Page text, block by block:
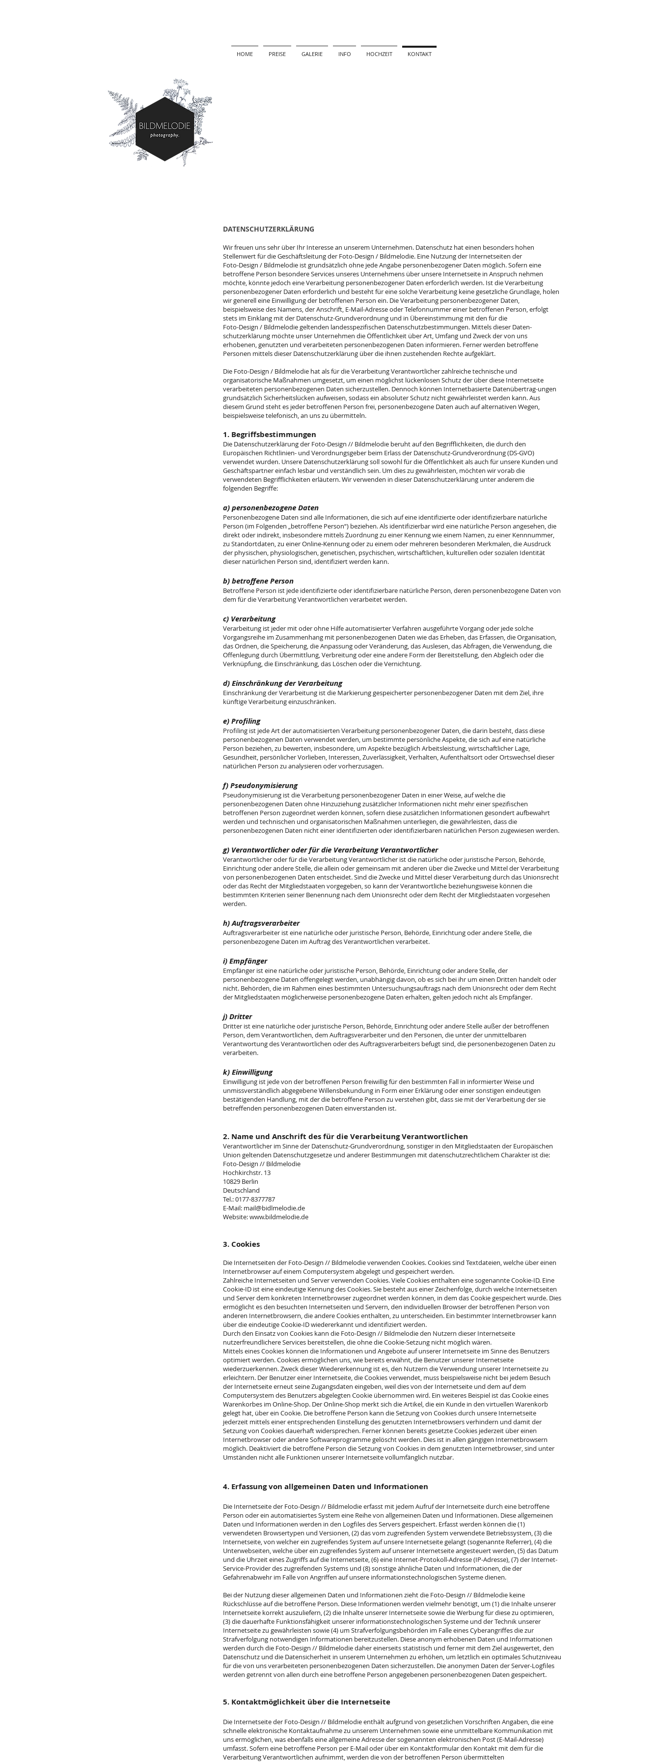
HOME PREISE GALERIE INFO HOCHZEIT KONTAKT
DATENSCHUTZERKLÄRUNG
Wir freuen uns sehr über Ihr Interesse an unserem Unternehmen. Datenschutz hat einen besonders hohen
Stellenwert für die Geschäftsleitung der Foto-Design / Bildmelodie. Eine Nutzung der Internetseiten der
Foto-Design / Bildmelodie ist grundsätzlich ohne jede Angabe personenbezogener Daten möglich. Sofern eine
betroffene Person besondere Services unseres Unternehmens über unsere Internetseite in Anspruch nehmen
möchte, könnte jedoch eine Verarbeitung personenbezogener Daten erforderlich werden. Ist die Verarbeitung
personenbezogener Daten erforderlich und besteht für eine solche Verarbeitung keine gesetzliche Grundlage, holen
wir generell eine Einwilligung der betroffenen Person ein. Die Verarbeitung personenbezogener Daten,
beispielsweise des Namens, der Anschrift, E-Mail-Adresse oder Telefonnummer einer betroffenen Person, erfolgt
stets im Einklang mit der Datenschutz-Grundverordnung und in Übereinstimmung mit den für die
Foto-Design / Bildmelodie geltenden landesspezifischen Datenschutzbestimmungen. Mittels dieser Daten-
schutzerklärung möchte unser Unternehmen die Öffentlichkeit über Art, Umfang und Zweck der von uns
erhobenen, genutzten und verarbeiteten personenbezogenen Daten informieren. Ferner werden betroffene
Personen mittels dieser Datenschutzerklärung über die ihnen zustehenden Rechte aufgeklärt.
Die Foto-Design / Bildmelodie hat als für die Verarbeitung Verantwortlicher zahlreiche technische und
organisatorische Maßnahmen umgesetzt, um einen möglichst lückenlosen Schutz der über diese Internetseite
verarbeiteten personenbezogenen Daten sicherzustellen. Dennoch können Internetbasierte Datenübertrag-ungen
grundsätzlich Sicherheitslücken aufweisen, sodass ein absoluter Schutz nicht gewährleistet werden kann. Aus
diesem Grund steht es jeder betroffenen Person frei, personenbezogene Daten auch auf alternativen Wegen,
beispielsweise telefonisch, an uns zu übermitteln.
1. Begriffsbestimmungen
Die Datenschutzerklärung der Foto-Design // Bildmelodie beruht auf den Begrifflichkeiten, die durch den
Europäischen Richtlinien- und Verordnungsgeber beim Erlass der Datenschutz-Grundverordnung (DS-GVO)
verwendet wurden. Unsere Datenschutzerklärung soll sowohl für die Öffentlichkeit als auch für unsere Kunden und
Geschäftspartner einfach lesbar und verständlich sein. Um dies zu gewährleisten, möchten wir vorab die
verwendeten Begrifflichkeiten erläutern. Wir verwenden in dieser Datenschutzerklärung unter anderem die
folgenden Begriffe:
a) personenbezogene Daten
Personenbezogene Daten sind alle Informationen, die sich auf eine identifizierte oder identifizierbare natürliche
Person (im Folgenden „betroffene Person“) beziehen. Als identifizierbar wird eine natürliche Person angesehen, die
direkt oder indirekt, insbesondere mittels Zuordnung zu einer Kennung wie einem Namen, zu einer Kennnummer,
zu Standortdaten, zu einer Online-Kennung oder zu einem oder mehreren besonderen Merkmalen, die Ausdruck
der physischen, physiologischen, genetischen, psychischen, wirtschaftlichen, kulturellen oder sozialen Identität
dieser natürlichen Person sind, identifiziert werden kann.
b) betroffene Person
Betroffene Person ist jede identifizierte oder identifizierbare natürliche Person, deren personenbezogene Daten von
dem für die Verarbeitung Verantwortlichen verarbeitet werden.
c) Verarbeitung
Verarbeitung ist jeder mit oder ohne Hilfe automatisierter Verfahren ausgeführte Vorgang oder jede solche
Vorgangsreihe im Zusammenhang mit personenbezogenen Daten wie das Erheben, das Erfassen, die Organisation,
das Ordnen, die Speicherung, die Anpassung oder Veränderung, das Auslesen, das Abfragen, die Verwendung, die
Offenlegung durch Übermittlung, Verbreitung oder eine andere Form der Bereitstellung, den Abgleich oder die
Verknüpfung, die Einschränkung, das Löschen oder die Vernichtung.
d) Einschränkung der Verarbeitung
Einschränkung der Verarbeitung ist die Markierung gespeicherter personenbezogener Daten mit dem Ziel, ihre
künftige Verarbeitung einzuschränken.
e) Profiling
Profiling ist jede Art der automatisierten Verarbeitung personenbezogener Daten, die darin besteht, dass diese
personenbezogenen Daten verwendet werden, um bestimmte persönliche Aspekte, die sich auf eine natürliche
Person beziehen, zu bewerten, insbesondere, um Aspekte bezüglich Arbeitsleistung, wirtschaftlicher Lage,
Gesundheit, persönlicher Vorlieben, Interessen, Zuverlässigkeit, Verhalten, Aufenthaltsort oder Ortswechsel dieser
natürlichen Person zu analysieren oder vorherzusagen.
f) Pseudonymisierung
Pseudonymisierung ist die Verarbeitung personenbezogener Daten in einer Weise, auf welche die
personenbezogenen Daten ohne Hinzuziehung zusätzlicher Informationen nicht mehr einer spezifischen
betroffenen Person zugeordnet werden können, sofern diese zusätzlichen Informationen gesondert aufbewahrt
werden und technischen und organisatorischen Maßnahmen unterliegen, die gewährleisten, dass die
personenbezogenen Daten nicht einer identifizierten oder identifizierbaren natürlichen Person zugewiesen werden.
g) Verantwortlicher oder für die Verarbeitung Verantwortlicher
Verantwortlicher oder für die Verarbeitung Verantwortlicher ist die natürliche oder juristische Person, Behörde,
Einrichtung oder andere Stelle, die allein oder gemeinsam mit anderen über die Zwecke und Mittel der Verarbeitung
von personenbezogenen Daten entscheidet. Sind die Zwecke und Mittel dieser Verarbeitung durch das Unionsrecht
oder das Recht der Mitgliedstaaten vorgegeben, so kann der Verantwortliche beziehungsweise können die
bestimmten Kriterien seiner Benennung nach dem Unionsrecht oder dem Recht der Mitgliedstaaten vorgesehen
werden.
h) Auftragsverarbeiter
Auftragsverarbeiter ist eine natürliche oder juristische Person, Behörde, Einrichtung oder andere Stelle, die
personenbezogene Daten im Auftrag des Verantwortlichen verarbeitet.
i) Empfänger
Empfänger ist eine natürliche oder juristische Person, Behörde, Einrichtung oder andere Stelle, der
personenbezogene Daten offengelegt werden, unabhängig davon, ob es sich bei ihr um einen Dritten handelt oder
nicht. Behörden, die im Rahmen eines bestimmten Untersuchungsauftrags nach dem Unionsrecht oder dem Recht
der Mitgliedstaaten möglicherweise personenbezogene Daten erhalten, gelten jedoch nicht als Empfänger.
j) Dritter
Dritter ist eine natürliche oder juristische Person, Behörde, Einrichtung oder andere Stelle außer der betroffenen
Person, dem Verantwortlichen, dem Auftragsverarbeiter und den Personen, die unter der unmittelbaren
Verantwortung des Verantwortlichen oder des Auftragsverarbeiters befugt sind, die personenbezogenen Daten zu
verarbeiten.
k) Einwilligung
Einwilligung ist jede von der betroffenen Person freiwillig für den bestimmten Fall in informierter Weise und
unmissverständlich abgegebene Willensbekundung in Form einer Erklärung oder einer sonstigen eindeutigen
bestätigenden Handlung, mit der die betroffene Person zu verstehen gibt, dass sie mit der Verarbeitung der sie
betreffenden personenbezogenen Daten einverstanden ist.
2. Name und Anschrift des für die Verarbeitung Verantwortlichen
Verantwortlicher im Sinne der Datenschutz-Grundverordnung, sonstiger in den Mitgliedstaaten der Europäischen
Union geltenden Datenschutzgesetze und anderer Bestimmungen mit datenschutzrechtlichem Charakter ist die:
Foto-Design // Bildmelodie
Hochkirchstr. 13
10829 Berlin
Deutschland
Tel.: 0177-8377787
E-Mail: mail@bidlmelodie.de
Website:www.bildmelodie.de
3. Cookies
Die Internetseiten der Foto-Design // Bildmelodie verwenden Cookies. Cookies sind Textdateien, welche über einen
Internetbrowser auf einem Computersystem abgelegt und gespeichert werden.
Zahlreiche Internetseiten und Server verwenden Cookies. Viele Cookies enthalten eine sogenannte Cookie-ID. Eine
Cookie-ID ist eine eindeutige Kennung des Cookies. Sie besteht aus einer Zeichenfolge, durch welche Internetseiten
und Server dem konkreten Internetbrowser zugeordnet werden können, in dem das Cookie gespeichert wurde. Dies
ermöglicht es den besuchten Internetseiten und Servern, den individuellen Browser der betroffenen Person von
anderen Internetbrowsern, die andere Cookies enthalten, zu unterscheiden. Ein bestimmter Internetbrowser kann
über die eindeutige Cookie-ID wiedererkannt und identifiziert werden.
Durch den Einsatz von Cookies kann die Foto-Design // Bildmelodie den Nutzern dieser Internetseite
nutzerfreundlichere Services bereitstellen, die ohne die Cookie-Setzung nicht möglich wären.
Mittels eines Cookies können die Informationen und Angebote auf unserer Internetseite im Sinne des Benutzers
optimiert werden. Cookies ermöglichen uns, wie bereits erwähnt, die Benutzer unserer Internetseite
wiederzuerkennen. Zweck dieser Wiedererkennung ist es, den Nutzern die Verwendung unserer Internetseite zu
erleichtern. Der Benutzer einer Internetseite, die Cookies verwendet, muss beispielsweise nicht bei jedem Besuch
der Internetseite erneut seine Zugangsdaten eingeben, weil dies von der Internetseite und dem auf dem
Computersystem des Benutzers abgelegten Cookie übernommen wird. Ein weiteres Beispiel ist das Cookie eines
Warenkorbes im Online-Shop. Der Online-Shop merkt sich die Artikel, die ein Kunde in den virtuellen Warenkorb
gelegt hat, über ein Cookie. Die betroffene Person kann die Setzung von Cookies durch unsere Internetseite
jederzeit mittels einer entsprechenden Einstellung des genutzten Internetbrowsers verhindern und damit der
Setzung von Cookies dauerhaft widersprechen. Ferner können bereits gesetzte Cookies jederzeit über einen
Internetbrowser oder andere Softwareprogramme gelöscht werden. Dies ist in allen gängigen Internetbrowsern
möglich. Deaktiviert die betroffene Person die Setzung von Cookies in dem genutzten Internetbrowser, sind unter
Umständen nicht alle Funktionen unserer Internetseite vollumfänglich nutzbar.
4. Erfassung von allgemeinen Daten und Informationen
Die Internetseite der Foto-Design // Bildmelodie erfasst mit jedem Aufruf der Internetseite durch eine betroffene
Person oder ein automatisiertes System eine Reihe von allgemeinen Daten und Informationen. Diese allgemeinen
Daten und Informationen werden in den Logfiles des Servers gespeichert. Erfasst werden können die (1)
verwendeten Browsertypen und Versionen, (2) das vom zugreifenden System verwendete Betriebssystem, (3) die
Internetseite, von welcher ein zugreifendes System auf unsere Internetseite gelangt (sogenannte Referrer), (4) die
Unterwebseiten, welche über ein zugreifendes System auf unserer Internetseite angesteuert werden, (5) das Datum
und die Uhrzeit eines Zugriffs auf die Internetseite, (6) eine Internet-Protokoll-Adresse (IP-Adresse), (7) der Internet-
Service-Provider des zugreifenden Systems und (8) sonstige ähnliche Daten und Informationen, die der
Gefahrenabwehr im Falle von Angriffen auf unsere informationstechnologischen Systeme dienen.
Bei der Nutzung dieser allgemeinen Daten und Informationen zieht die Foto-Design // Bildmelodie keine
Rückschlüsse auf die betroffene Person. Diese Informationen werden vielmehr benötigt, um (1) die Inhalte unserer
Internetseite korrekt auszuliefern, (2) die Inhalte unserer Internetseite sowie die Werbung für diese zu optimieren,
(3) die dauerhafte Funktionsfähigkeit unserer informationstechnologischen Systeme und der Technik unserer
Internetseite zu gewährleisten sowie (4) um Strafverfolgungsbehörden im Falle eines Cyberangriffes die zur
Strafverfolgung notwendigen Informationen bereitzustellen. Diese anonym erhobenen Daten und Informationen
werden durch die Foto-Design // Bildmelodie daher einerseits statistisch und ferner mit dem Ziel ausgewertet, den
Datenschutz und die Datensicherheit in unserem Unternehmen zu erhöhen, um letztlich ein optimales Schutzniveau
für die von uns verarbeiteten personenbezogenen Daten sicherzustellen. Die anonymen Daten der Server-Logfiles
werden getrennt von allen durch eine betroffene Person angegebenen personenbezogenen Daten gespeichert.
5. Kontaktmöglichkeit über die Internetseite
Die Internetseite der Foto-Design // Bildmelodie enthält aufgrund von gesetzlichen Vorschriften Angaben, die eine
schnelle elektronische Kontaktaufnahme zu unserem Unternehmen sowie eine unmittelbare Kommunikation mit
uns ermöglichen, was ebenfalls eine allgemeine Adresse der sogenannten elektronischen Post (E-Mail-Adresse)
umfasst. Sofern eine betroffene Person per E-Mail oder über ein Kontaktformular den Kontakt mit dem für die
Verarbeitung Verantwortlichen aufnimmt, werden die von der betroffenen Person übermittelten